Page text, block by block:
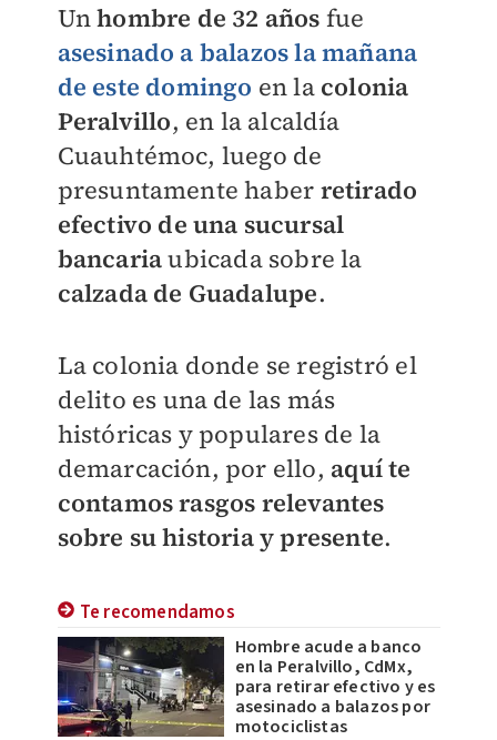
Unhombre de 32 años fue
asesinado a balazos la mañana
de este domingo en la colonia
Peralvillo, en la alcaldía
Cuauhtémoc, luego de
presuntamente haber retirado
efectivo de una sucursal
bancariaubicada sobre la
calzada de Guadalupe.
La colonia donde se registró el
delito es una de las más
históricas y populares de la
demarcación, por ello, aquí te
contamos rasgos relevantes
sobre su historia y presente.
Te recomendamos
Hombre acude a banco
en la Peralvillo, CdMx,
para retirar efectivo y es
asesinado a balazos por
motociclistas